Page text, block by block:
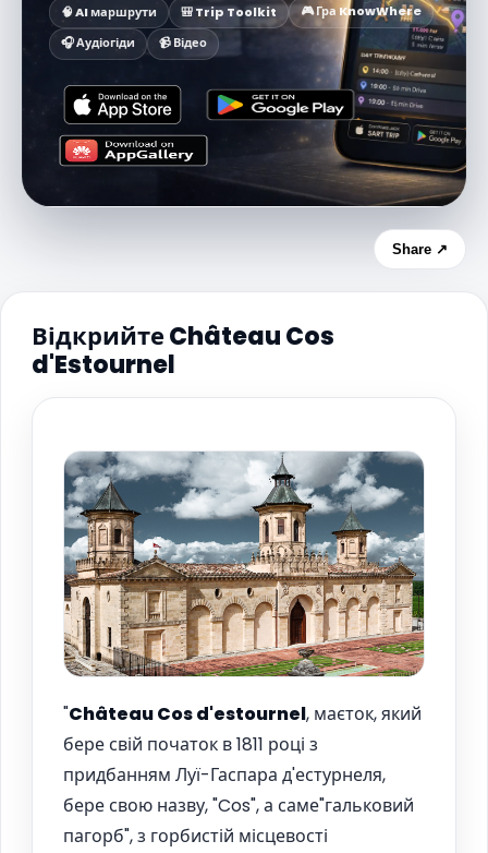
🧠 AI маршрути 🎒 Trip Toolkit
🎮 Гра KnowWhere
🎧 Аудіогіди
📹 Відео
Share ↗
Відкрийте Château Cos
d'Estournel
"Château Cos d'estournel, маєток, який
бере свій початок в 1811 році з
придбанням Луї-Гаспара д'естурнеля,
бере свою назву, "Cos", а саме"гальковий
пагорб", з горбистій місцевості